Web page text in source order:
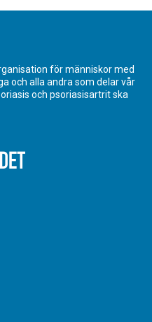
för människor med
och alla andra som delar vår
och psoriasisartrit ska